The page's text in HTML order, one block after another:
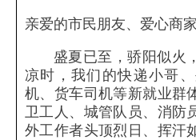
亲爱的市民朋友、爱心商
盛夏已至，骄阳似火
凉时，我们的快递小哥
机、货车司机等新就业群
卫工人、城管队员、消防
外工作者头顶烈日、挥汗